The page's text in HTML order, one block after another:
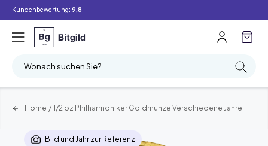
Kundenbewertung: 9,8
Wonach suchen Sie?
Home / 1/2 oz Philharmoniker Goldmünze Verschiedene Jahre
Bild und Jahr zur Referenz